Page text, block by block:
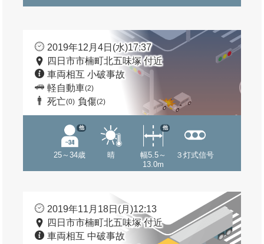
2019年12月4日(水)17:37
四日市市楠町北五味塚 付近
車両相互 小破事故
軽自動車(2)
死亡(0) 負傷(2)
25～34歳
他
晴
幅5.5～
13.0m
他
３灯式信号
2019年11月18日(月)12:13
四日市市楠町北五味塚 付近
車両相互 中破事故